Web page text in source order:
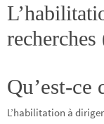
Qu’est-ce
L’habilitation à